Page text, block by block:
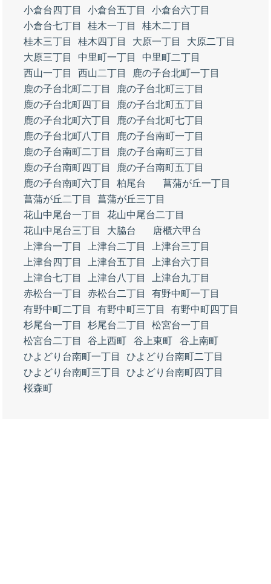
小倉台四丁目
小倉台五丁目
小倉台六丁目
小倉台七丁目
桂木一丁目
桂木二丁目
桂木三丁目
桂木四丁目 大原一丁目
大原二丁目
大原三丁目
中里町一丁目
中里町二丁目
西山一丁目
西山二丁目
鹿の子台北町一丁目
鹿の子台北町二丁目
鹿の子台北町三丁目
鹿の子台北町四丁目
鹿の子台北町五丁目
鹿の子台北町六丁目
鹿の子台北町七丁目
鹿の子台北町八丁目
鹿の子台南町一丁目
鹿の子台南町二丁目
鹿の子台南町三丁目
鹿の子台南町四丁目
鹿の子台南町五丁目
鹿の子台南町六丁目
柏尾台
菖蒲が丘一丁目
菖蒲が丘二丁目
菖蒲が丘三丁目
花山中尾台一丁目
花山中尾台二丁目
花山中尾台三丁目
大脇台
唐櫃六甲台
上津台一丁目
上津台二丁目
上津台三丁目
上津台四丁目
上津台五丁目
上津台六丁目
上津台七丁目
上津台八丁目
上津台九丁目
赤松台一丁目
赤松台二丁目
有野中町一丁目
有野中町二丁目
有野中町三丁目
有野中町四丁目
杉尾台一丁目
杉尾台二丁目
松宮台一丁目
松宮台二丁目
谷上西町 谷上東町
谷上南町
ひよどり台南町一丁目
ひよどり台南町二丁目
ひよどり台南町三丁目
ひよどり台南町四丁目
桜森町